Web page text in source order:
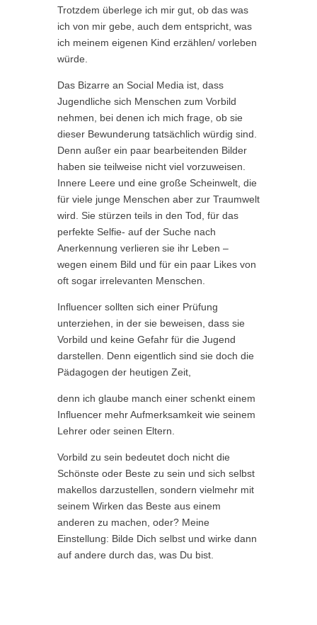
Trotzdem überlege ich mir gut, ob das was
ich von mir gebe, auch dem entspricht, was
ich meinem eigenen Kind erzählen/ vorleben
würde.
Das Bizarre an Social Media ist, dass
Jugendliche sich Menschen zum Vorbild
nehmen, bei denen ich mich frage, ob sie
dieser Bewunderung tatsächlich würdig sind.
Denn außer ein paar bearbeitenden Bilder
haben sie teilweise nicht viel vorzuweisen.
Innere Leere und eine große Scheinwelt, die
für viele junge Menschen aber zur Traumwelt
wird. Sie stürzen teils in den Tod, für das
perfekte Selfie- auf der Suche nach
Anerkennung verlieren sie ihr Leben –
wegen einem Bild und für ein paar Likes von
oft sogar irrelevanten Menschen.
Influencer sollten sich einer Prüfung
unterziehen, in der sie beweisen, dass sie
Vorbild und keine Gefahr für die Jugend
darstellen. Denn eigentlich sind sie doch die
Pädagogen der heutigen Zeit,
denn ich glaube manch einer schenkt einem
Influencer mehr Aufmerksamkeit wie seinem
Lehrer oder seinen Eltern.
Vorbild zu sein bedeutet doch nicht die
Schönste oder Beste zu sein und sich selbst
makellos darzustellen, sondern vielmehr mit
seinem Wirken das Beste aus einem
anderen zu machen, oder? Meine
Einstellung: Bilde Dich selbst und wirke dann
auf andere durch das, was Du bist.